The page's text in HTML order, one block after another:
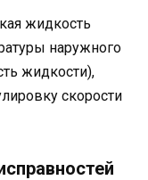
жидкость
наружного
жидкости),
скорости